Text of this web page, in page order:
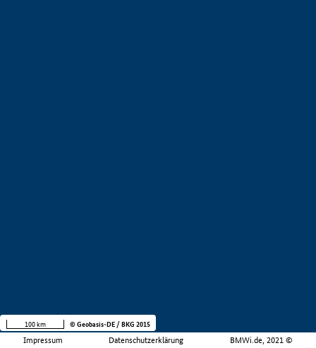
Impressum Datenschutzerklärung BMWi.de, 2021 ©
100 km © Geobasis-DE / BKG 2015